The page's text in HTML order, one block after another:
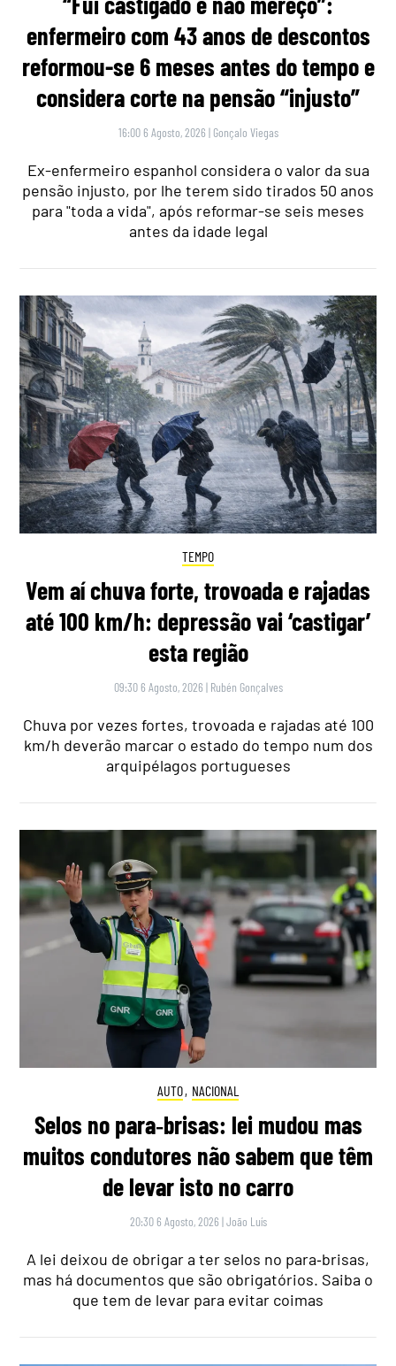
enfermeiro com 43 anos de descontos
reformou-se 6 meses antes do tempo e
considera corte na pensão “injusto”
16:00 6 Agosto, 2026 | Gonçalo Viegas
Ex-enfermeiro espanhol considera o valor da sua
pensão injusto, por lhe terem sido tirados 50 anos
para "toda a vida", após reformar-se seis meses
antes da idade legal
TEMPO
Vem aí chuva forte, trovoada e rajadas
até 100 km/h: depressão vai ‘castigar’
esta região
09:30 6 Agosto, 2026 | Rubén Gonçalves
Chuva por vezes fortes, trovoada e rajadas até 100
km/h deverão marcar o estado do tempo num dos
arquipélagos portugueses
AUTO, NACIONAL
Selos no para‑brisas: lei mudou mas
muitos condutores não sabem que têm
de levar isto no carro
20:30 6 Agosto, 2026 |João Luís
A lei deixou de obrigar a ter selos no para‑brisas,
mas há documentos que são obrigatórios. Saiba o
que tem de levar para evitar coimas